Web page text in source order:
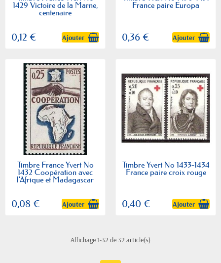
1429 Victoire de la Marne,
centenaire
0,12 € Ajouter
France paire Europa
0,36 € Ajouter
Timbre France Yvert No
1432 Coopération avec
l'Afrique et Madagascar
0,08 € Ajouter
Timbre Yvert No 1433-1434
France paire croix rouge
0,40 € Ajouter
Affichage 1-32 de 32 article(s)